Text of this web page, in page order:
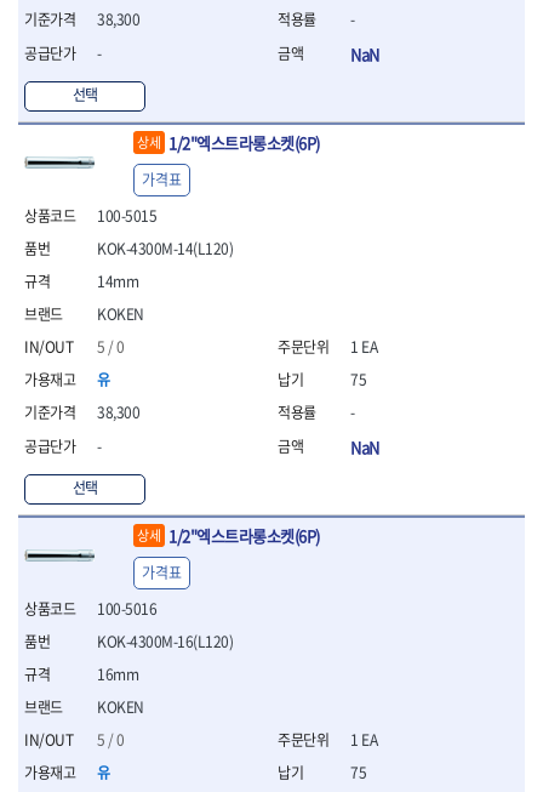
- 포지비트소켓
- 임팩포지비트소켓
플라이어,몽키,스패너
- 뻰치
- 편구스패너
- 플라이어
- 롱노우즈
- 스냅링플라이어
- 그룹조인트플라이어
- 니퍼 외
- 바이스플라이어
- 옵셋렌치
- 콤비네이션렌치
- 양구스패너
- 라쳇콤비네이션렌치
- 라쳇옵셋렌치
- 콤비네이션렌치세트
- 플레어너트렌치
- 양구스패너세트
- 옵셋렌치세트
- 몽키스패너
- 라쳇콤비네이션세트
- 라쳇렌치
- 함마렌치
- 멀티플라이어
38,300
-
선택
-
NaN
상세 1/2"엑스트라롱소켓(6P)
100-5015
KOKEN
5 / 0
유
38,300
-
선택
KOK-4300M-14(L120)
14mm
가격표
1 EA
75
-
NaN
상세 1/2"엑스트라롱소켓(6P)
100-5016
KOKEN
5 / 0
유
KOK-4300M-16(L120)
16mm
가격표
1 EA
75